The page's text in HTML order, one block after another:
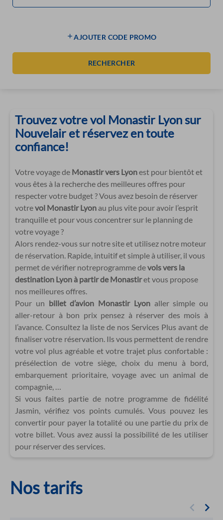
AJOUTER CODE PROMO
RECHERCHER
Trouvez votre vol Monastir Lyon sur
Nouvelair et réservez en toute
confiance!
Votre voyage de Monastir vers Lyonest pour bientôt et
vous êtes à la recherche des meilleures offres pour
respecter votre budget ? Vous avez besoin de réserver
votrevol Monastir Lyon au plus vite pour avoir l’esprit
tranquille et pour vous concentrer sur le planning de
votre voyage ?
Alors rendez-vous sur notre site et utilisez notre moteur
de réservation. Rapide, intuitif et simple à utiliser, il vous
permet de vérifier notreprogramme devols vers la
destination Lyon à partir de Monastiret vous propose
nos meilleures offres.
Pour un billet d’avion Monastir Lyonaller simple ou
aller-retour à bon prix pensez à réserver des mois à
l’avance. Consultez la liste de nos Services Plus avant de
finaliser votre réservation. Ils vous permettent de rendre
votre vol plus agréable et votre trajet plus confortable :
présélection de votre siège, choix du menu à bord,
embarquement prioritaire, voyage avec un animal de
compagnie, …
Si vous faites partie de notre programme de fidélité
Jasmin, vérifiez vos points cumulés. Vous pouvez les
convertir pour payer la totalité ou une partie du prix de
votre billet. Vous avez aussi la possibilité de les utiliser
pour réserver des services.
Nos tarifs